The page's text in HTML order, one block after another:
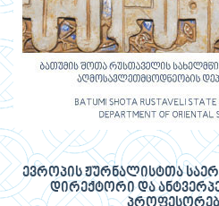
ევროპის ჟურნალისტთა
დირექტორი და